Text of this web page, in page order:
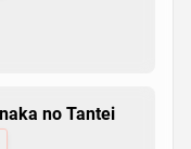
no Tantei